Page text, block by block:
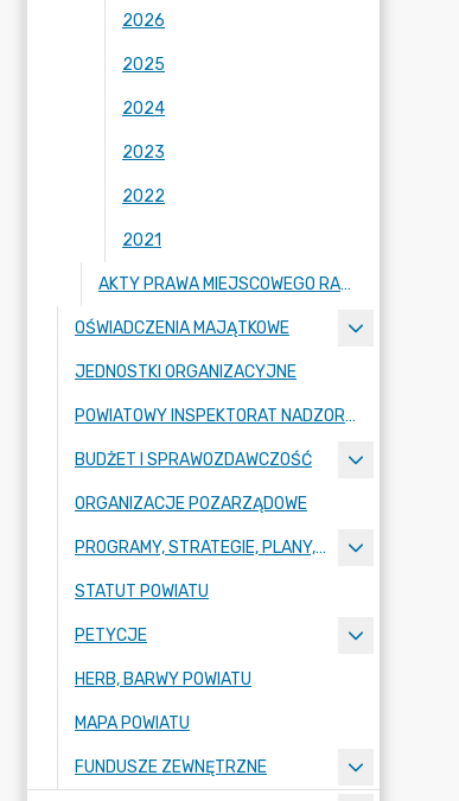
2026
2025
2024
2023
2022
2021
AKTY PRAWA MIEJSCOWEGO RADY POWIATU ZGORZELECKIEGO
OŚWIADCZENIA MAJĄTKOWE
JEDNOSTKI ORGANIZACYJNE
POWIATOWY INSPEKTORAT NADZORU BUDOWLANEGO
BUDŻET I SPRAWOZDAWCZOŚĆ
ORGANIZACJE POZARZĄDOWE
PROGRAMY, STRATEGIE, PLANY, RAPORTY
STATUT POWIATU
PETYCJE
HERB, BARWY POWIATU
MAPA POWIATU
FUNDUSZE ZEWNĘTRZNE